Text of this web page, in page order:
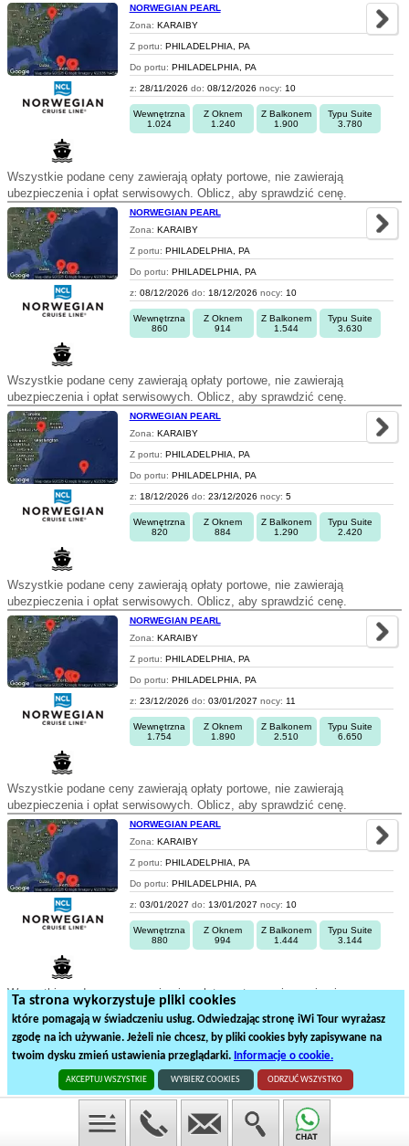
Ta strona wykorzystuje pliki cookies
które pomagają w świadczeniu usług. Odwiedzając stronę iWi Tour wyrażasz
zgodę na ich używanie. Jeżeli nie chcesz, by pliki cookies były zapisywane na
twoim dysku zmień ustawienia przeglądarki. Informacje o cookie.
AKCEPTUJ WSZYSTKIE WYBIERZ COOKIES ODRZUĆ WSZYSTKO
NORWEGIAN PEARL
Zona: KARAIBY
Z portu: PHILADELPHIA, PA
Do portu: PHILADELPHIA, PA
z: 28/11/2026 do: 08/12/2026 nocy: 10
Wewnętrzna
1.024
Z Oknem
1.240
Z Balkonem
1.900
Typu Suite
3.780
Wszystkie podane ceny zawierają opłaty portowe, nie zawierają
ubezpieczenia i opłat serwisowych. Oblicz, aby sprawdzić cenę.
NORWEGIAN PEARL
Zona: KARAIBY
Z portu: PHILADELPHIA, PA
Do portu: PHILADELPHIA, PA
z: 08/12/2026 do: 18/12/2026 nocy: 10
Wewnętrzna
860
Z Oknem
914
Z Balkonem
1.544
Typu Suite
3.630
Wszystkie podane ceny zawierają opłaty portowe, nie zawierają
ubezpieczenia i opłat serwisowych. Oblicz, aby sprawdzić cenę.
NORWEGIAN PEARL
Zona: KARAIBY
Z portu: PHILADELPHIA, PA
Do portu: PHILADELPHIA, PA
z: 18/12/2026 do: 23/12/2026 nocy: 5
Wewnętrzna
820
Z Oknem
884
Z Balkonem
1.290
Typu Suite
2.420
Wszystkie podane ceny zawierają opłaty portowe, nie zawierają
ubezpieczenia i opłat serwisowych. Oblicz, aby sprawdzić cenę.
NORWEGIAN PEARL
Zona: KARAIBY
Z portu: PHILADELPHIA, PA
Do portu: PHILADELPHIA, PA
z: 23/12/2026 do: 03/01/2027 nocy: 11
Wewnętrzna
1.754
Z Oknem
1.890
Z Balkonem
2.510
Typu Suite
6.650
Wszystkie podane ceny zawierają opłaty portowe, nie zawierają
ubezpieczenia i opłat serwisowych. Oblicz, aby sprawdzić cenę.
NORWEGIAN PEARL
Zona: KARAIBY
Z portu: PHILADELPHIA, PA
Do portu: PHILADELPHIA, PA
z: 03/01/2027 do: 13/01/2027 nocy: 10
Wewnętrzna
880
Z Oknem
994
Z Balkonem
1.444
Typu Suite
3.144
Wszystkie podane ceny zawierają opłaty portowe, nie zawierają
ubezpieczenia i opłat serwisowych. Oblicz, aby sprawdzić cenę.
1 2 3 4
75rejsów statkiem na4stronach